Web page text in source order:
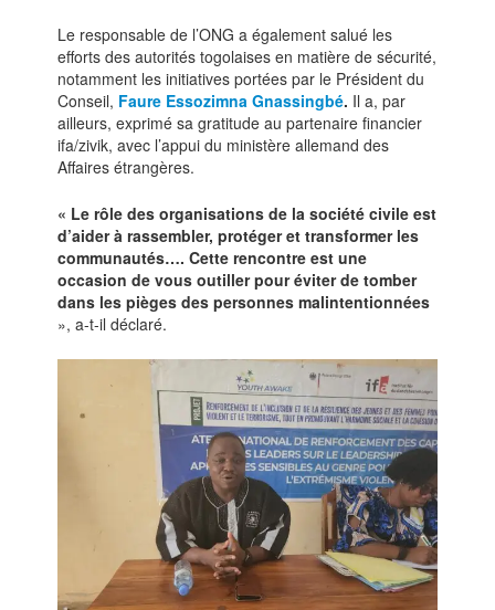
Le responsable de l’ONG a également salué les
efforts des autorités togolaises en matière de sécurité,
notamment les initiatives portées par le Président du
Conseil, Faure Essozimna Gnassingbé. Il a, par
ailleurs, exprimé sa gratitude au partenaire financier
ifa/zivik, avec l’appui du ministère allemand des
Affaires étrangères.
« Le rôle des organisations de la société civile est
d’aider à rassembler, protéger et transformer les
communautés…. Cette rencontre est une
occasion de vous outiller pour éviter de tomber
dans les pièges des personnes malintentionnées
», a-t-il déclaré.